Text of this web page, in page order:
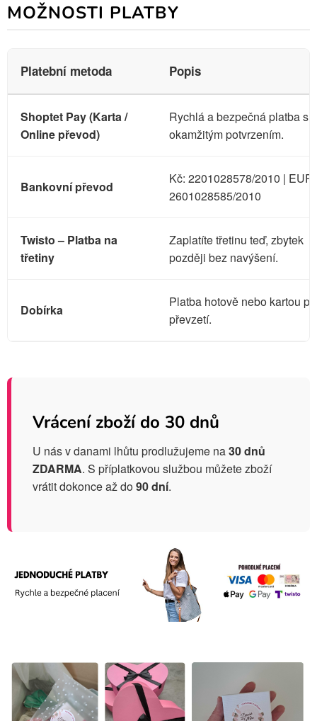
MOŽNOSTI PLATBY
Platební metoda Popis
Shoptet Pay (Karta /
Online převod)
Rychlá a bezpečná platba s
okamžitým potvrzením.
Bankovní převod
Kč: 2201028578/2010 | EUR:
2601028585/2010
Twisto – Platba na
třetiny
Zaplatíte třetinu teď, zbytek
později bez navýšení.
Dobírka
Platba hotově nebo kartou při
převzetí.
Vrácení zboží do 30 dnů
U nás v danami lhůtu prodlužujeme na30 dnů
ZDARMA. S příplatkovou službou můžete zboží
vrátit dokonce až do90 dní.